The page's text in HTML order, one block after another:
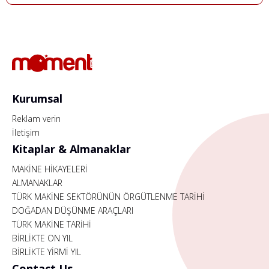
Kurumsal
Reklam verin
İletişim
Kitaplar & Almanaklar
MAKİNE HİKAYELERİ
ALMANAKLAR
TÜRK MAKİNE SEKTÖRÜNÜN ÖRGÜTLENME TARİHİ
DOĞADAN DÜŞÜNME ARAÇLARI
TÜRK MAKİNE TARİHİ
BİRLİKTE ON YIL
BİRLİKTE YİRMİ YIL